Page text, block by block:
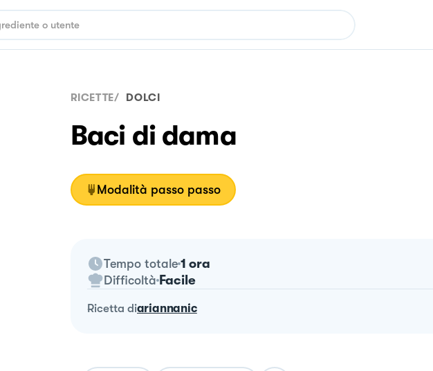
RICETTE/ DOLCI
Baci di dama
Modalità passo passo
Tempo totale 1 ora
Difficoltà Facile
ricetta diariannanic